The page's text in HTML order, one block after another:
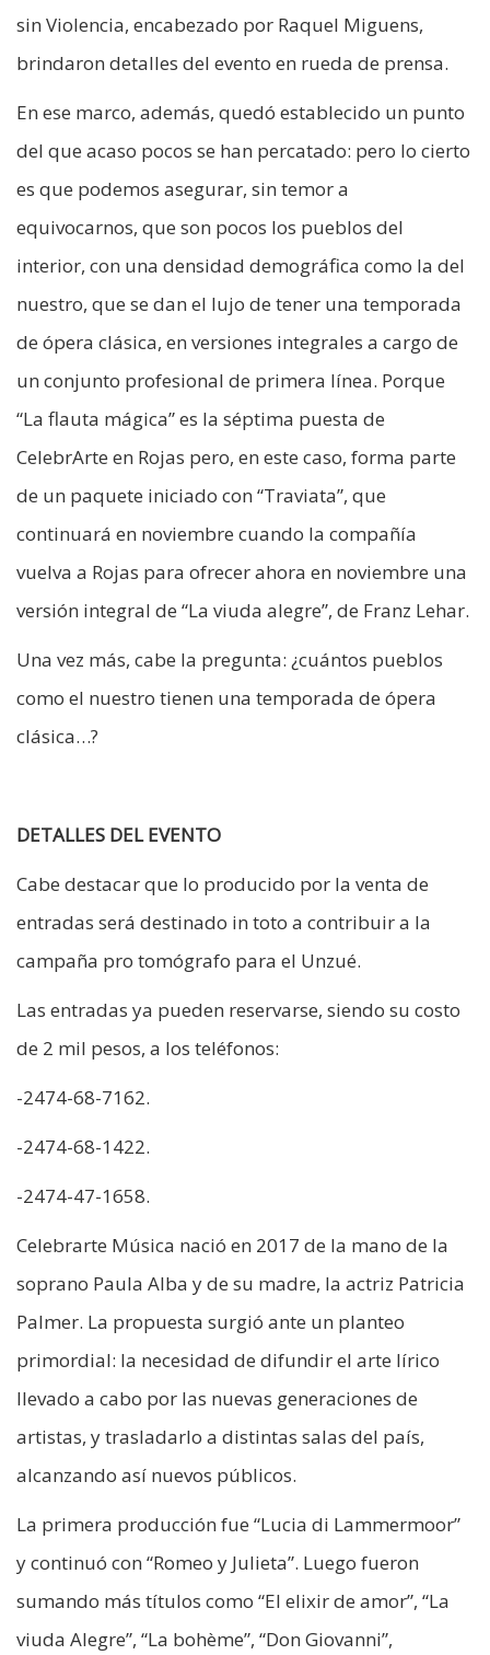
sin Violencia, encabezado por Raquel Miguens,
brindaron detalles del evento en rueda de prensa.
En ese marco, además, quedó establecido un punto
del que acaso pocos se han percatado: pero lo cierto
es que podemos asegurar, sin temor a
equivocarnos, que son pocos los pueblos del
interior, con una densidad demográfica como la del
nuestro, que se dan el lujo de tener una temporada
de ópera clásica, en versiones integrales a cargo de
un conjunto profesional de primera línea. Porque
“La flauta mágica” es la séptima puesta de
CelebrArte en Rojas pero, en este caso, forma parte
de un paquete iniciado con “Traviata”, que
continuará en noviembre cuando la compañía
vuelva a Rojas para ofrecer ahora en noviembre una
versión integral de “La viuda alegre”, de Franz Lehar.
Una vez más, cabe la pregunta: ¿cuántos pueblos
como el nuestro tienen una temporada de ópera
clásica…?
DETALLES DEL EVENTO
Cabe destacar que lo producido por la venta de
entradas será destinado in toto a contribuir a la
campaña pro tomógrafo para el Unzué.
Las entradas ya pueden reservarse, siendo su costo
de 2 mil pesos, a los teléfonos:
-2474-68-7162.
-2474-68-1422.
-2474-47-1658.
Celebrarte Música nació en 2017 de la mano de la
soprano Paula Alba y de su madre, la actriz Patricia
Palmer. La propuesta surgió ante un planteo
primordial: la necesidad de difundir el arte lírico
llevado a cabo por las nuevas generaciones de
artistas, y trasladarlo a distintas salas del país,
alcanzando así nuevos públicos.
La primera producción fue “Lucia di Lammermoor”
y continuó con “Romeo y Julieta”. Luego fueron
sumando más títulos como “El elixir de amor”, “La
viuda Alegre”, “La bohème”, “Don Giovanni”,